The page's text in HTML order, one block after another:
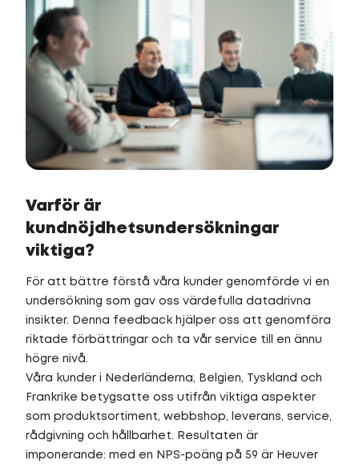
Varför är
kundnöjdhetsundersökningar
viktiga?
För att bättre förstå våra kunder genomförde vi en
undersökning som gav oss värdefulla datadrivna
insikter. Denna feedback hjälper oss att genomföra
riktade förbättringar och ta vår service till en ännu
högre nivå.
Våra kunder i Nederländerna, Belgien, Tyskland och
Frankrike betygsatte oss utifrån viktiga aspekter
som produktsortiment, webbshop, leverans, service,
rådgivning och hållbarhet. Resultaten är
imponerande: med en NPS-poäng på 59 är Heuver